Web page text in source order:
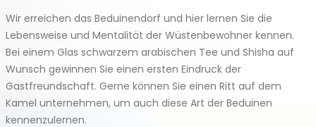
Wir erreichen das Beduinendorf und hier lernen Sie die
Lebensweise und Mentalität der Wüstenbewohner kennen.
Bei einem Glas schwarzem arabischen Tee und Shisha auf
Wunsch gewinnen Sie einen ersten Eindruck der
Gastfreundschaft. Gerne können Sie einen Ritt auf dem
Kamel unternehmen, um auch diese Art der Beduinen
kennenzulernen.